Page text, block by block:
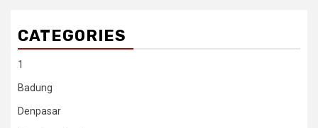
CATEGORIES
1
Badung
Denpasar